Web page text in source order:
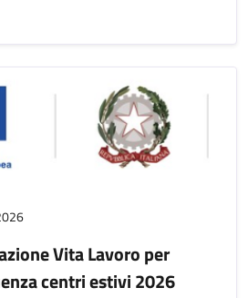
Vita Lavoro per
centri estivi 2026